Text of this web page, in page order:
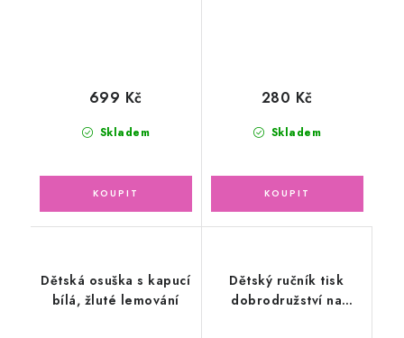
Skladem
699 Kč
Skladem
280 Kč
Dětská osuška s kapucí
bílá, žluté lemování
Dětský ručník tisk
dobrodružství na